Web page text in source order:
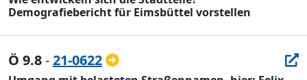
Demografiebericht für Eimsbüttel vorstellen
Ö 9.8-21-0622